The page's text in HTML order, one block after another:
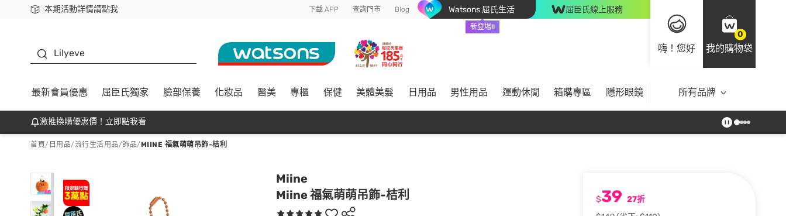
本期活動詳情請點我
下載app最高回饋$350 下載 APP 查詢門市 Blog Watsons 屈氏生活
新登場!!
屈臣氏線上服務
嗨！您好
0
我的購物袋
Lilyeve
最新會員優惠 屈臣氏獨家 臉部保養 化妝品 醫美 專櫃 保健 美體美髮 日用品 男性用品 運動休閒 箱購專區 隱形眼鏡 所有品牌
激推換購優惠價！立即點我看
首頁/ 日用品/流行生活用品/飾品/MIINE 福氣萌萌吊飾-桔利
Miine
Miine 福氣萌萌吊飾-桔利
$39 27折